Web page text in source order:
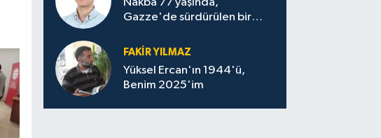
Nakba 77 yaşında,
Gazze'de sürdürülen bir
FAKİR YILMAZ
Yüksel Ercan'ın 1944'ü,
Benim 2025'im